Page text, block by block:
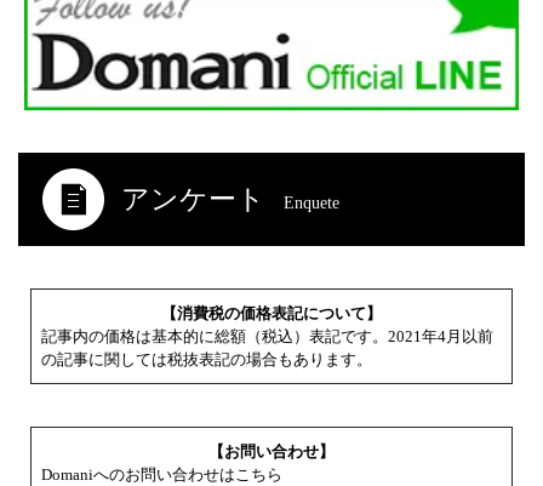
アンケート Enquete
【消費税の価格表記について】
記事内の価格は基本的に総額（税込）表記です。2021年4月以前
の記事に関しては税抜表記の場合もあります。
【お問い合わせ】
Domaniへのお問い合わせはこちら